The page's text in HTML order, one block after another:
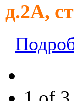
д.2А,